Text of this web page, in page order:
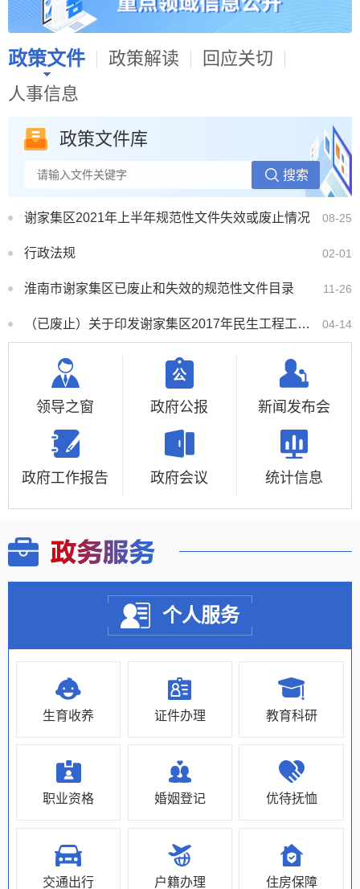
政策文件 政策解读
回应关切
人事信息
政策文件库
08-25
谢家集区2021年上半年规范性文件失效或废止情况
02-01
行政法规
11-26
淮南市谢家集区已废止和失效的规范性文件目录
04-14
（已废止）关于印发谢家集区2017年民生工程工作考核办法的通知
领导之窗 政府公报 新闻发布会
政府工作报告 政府会议 统计信息
个人服务
生育收养 证件办理 教育科研
职业资格 婚姻登记 优待抚恤
交通出行 户籍办理 住房保障